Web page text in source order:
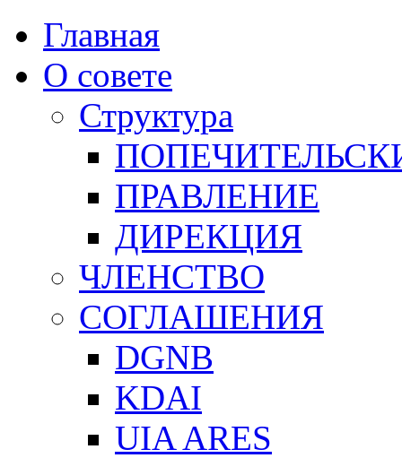
Главная
О совете
Структура
ПРАВЛЕНИЕ
ДИРЕКЦИЯ
ЧЛЕНСТВО
СОГЛАШЕНИЯ
DGNB
KDAI
UIA ARES